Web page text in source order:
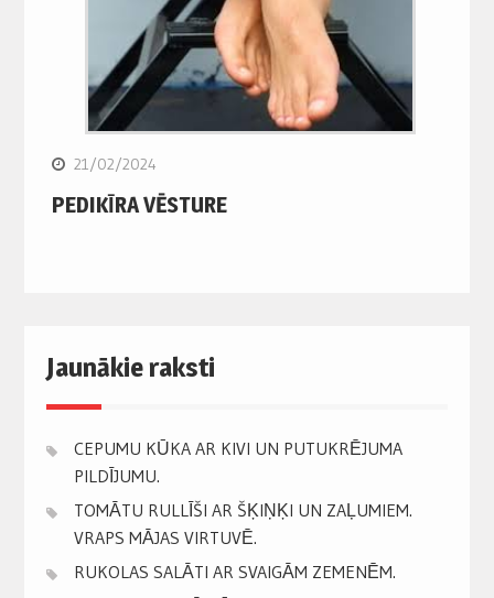
21/02/2024
PEDIKĪRA VĒSTURE
Jaunākie raksti
CEPUMU KŪKA AR KIVI UN PUTUKRĒJUMA
PILDĪJUMU.
TOMĀTU RULLĪŠI AR ŠĶIŅĶI UN ZAĻUMIEM.
VRAPS MĀJAS VIRTUVĒ.
RUKOLAS SALĀTI AR SVAIGĀM ZEMENĒM.